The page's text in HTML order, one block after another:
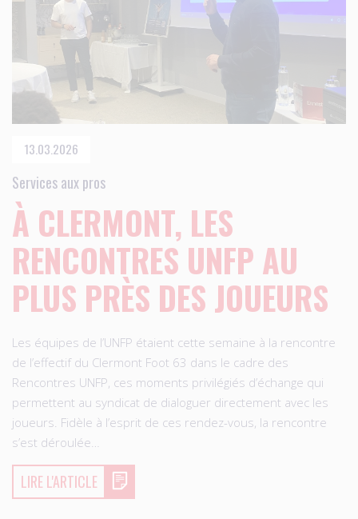
13.03.2026
Services aux pros
À CLERMONT, LES
RENCONTRES UNFP AU
PLUS PRÈS DES JOUEURS
Les équipes de l’UNFP étaient cette semaine à la rencontre
de l’effectif du Clermont Foot 63 dans le cadre des
Rencontres UNFP, ces moments privilégiés d’échange qui
permettent au syndicat de dialoguer directement avec les
joueurs. Fidèle à l’esprit de ces rendez-vous, la rencontre
s’est déroulée…
LIRE L'ARTICLE